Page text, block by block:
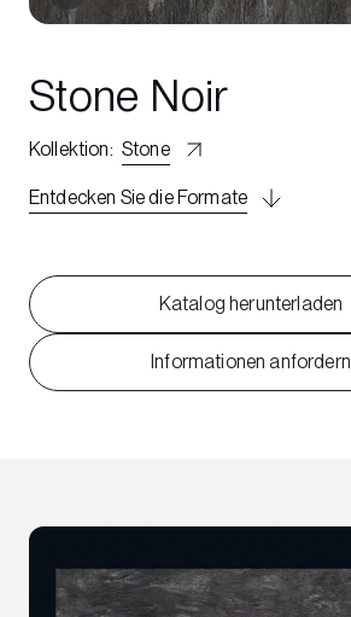
Stone Noir
Kollektion: Stone
Entdecken Sie die Formate
Katalog herunterladen
Informationen anfordern